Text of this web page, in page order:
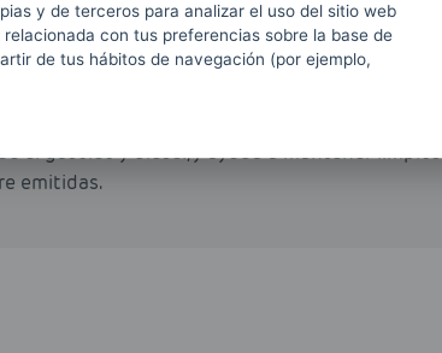
los vehículos no comerciales en España. Su
incentiva su uso, si bien es cierto que en
a las gasolinas respecto a los gasóleos
el gasóleo y diésel, y ayuda a mantener limpios
emitidas.
y de terceros para analizar el uso del sitio web
con tus preferencias sobre la base de
de tus hábitos de navegación (por ejemplo,